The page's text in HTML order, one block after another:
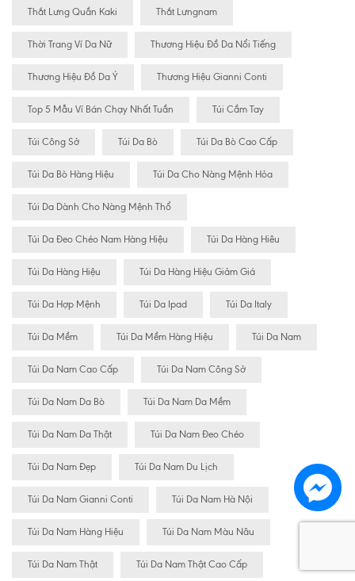
Thắt Lưng Quần Kaki Thắt Lưngnam
Thời Trang Ví Da Nữ Thương Hiệu Đồ Da Nổi Tiếng
Thương Hiệu Đồ Da Ý Thương Hiệu Gianni Conti
Top 5 Mẫu Ví Bán Chạy Nhất Tuần Túi Cầm Tay
Túi Công Sở Túi Da Bò Túi Da Bò Cao Cấp
Túi Da Bò Hàng Hiệu Túi Da Cho Nàng Mệnh Hỏa
Túi Da Dành Cho Nàng Mệnh Thổ
Túi Da Đeo Chéo Nam Hàng Hiệu Túi Da Hàng Hiêu
Túi Da Hàng Hiệu Túi Da Hàng Hiệu Giảm Giá
Túi Da Hợp Mệnh Túi Da Ipad Túi Da Italy
Túi Da Mềm Túi Da Mềm Hàng Hiệu Túi Da Nam
Túi Da Nam Cao Cấp Túi Da Nam Công Sở
Túi Da Nam Da Bò Túi Da Nam Da Mềm
Túi Da Nam Da Thật Túi Da Nam Đeo Chéo
Túi Da Nam Đẹp Túi Da Nam Du Lịch
Túi Da Nam Gianni Conti Túi Da Nam Hà Nội
Túi Da Nam Hàng Hiệu Túi Da Nam Màu Nâu
Túi Da Nam Thật Túi Da Nam Thật Cao Cấp